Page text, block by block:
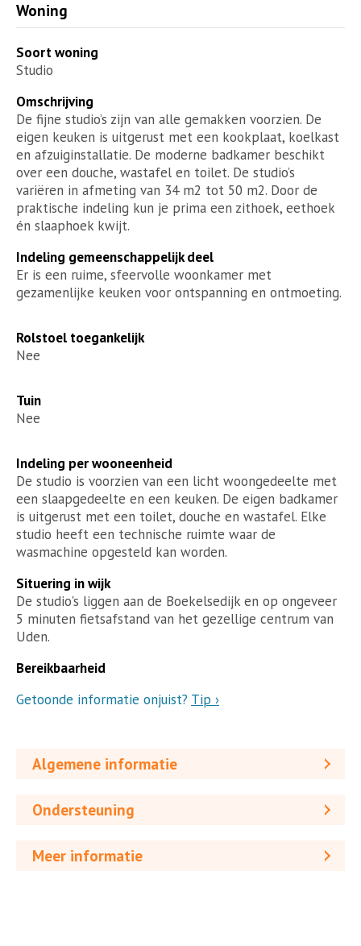
Woning
Soort woning
Studio
Omschrijving
De fijne studio’s zijn van alle gemakken voorzien. De
eigen keuken is uitgerust met een kookplaat, koelkast
en afzuiginstallatie. De moderne badkamer beschikt
over een douche, wastafel en toilet. De studio’s
variëren in afmeting van 34 m2 tot 50 m2. Door de
praktische indeling kun je prima een zithoek, eethoek
én slaaphoek kwijt.
Indeling gemeenschappelijk deel
Er is een ruime, sfeervolle woonkamer met
gezamenlijke keuken voor ontspanning en ontmoeting.
Rolstoel toegankelijk
Nee
Tuin
Nee
Indeling per wooneenheid
De studio is voorzien van een licht woongedeelte met
een slaapgedeelte en een keuken. De eigen badkamer
is uitgerust met een toilet, douche en wastafel. Elke
studio heeft een technische ruimte waar de
wasmachine opgesteld kan worden.
Situering in wijk
De studio's liggen aan de Boekelsedijk en op ongeveer
5 minuten fietsafstand van het gezellige centrum van
Uden.
Bereikbaarheid
Getoonde informatie onjuist? Tip ›
Algemene informatie
Ondersteuning
Meer informatie